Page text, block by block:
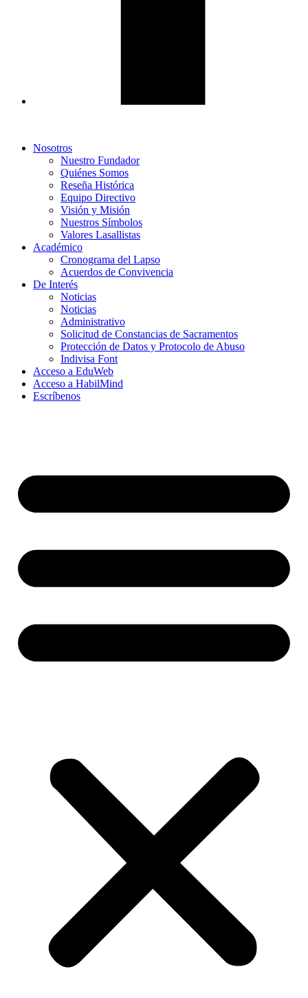
Nosotros
Nuestro Fundador
Quiénes Somos
Reseña Histórica
Equipo Directivo
Visión y Misión
Nuestros Símbolos
Valores Lasallistas
Académico
Cronograma del Lapso
Acuerdos de Convivencia
De Interés
Noticias
Noticias
Administrativo
Solicitud de Constancias de Sacramentos
Protección de Datos y Protocolo de Abuso
Indivisa Font
Acceso a EduWeb
Acceso a HabilMind
Escríbenos